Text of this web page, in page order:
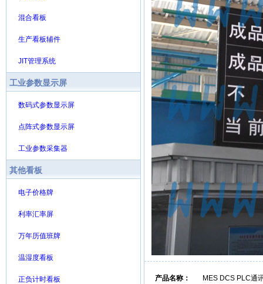
混合看板
生产看板辅件
JIT管理系统
工业参数显示屏
数码式参数显示屏
点阵式参数显示屏
工业参数采集器
其他看板
电子价格牌
利率汇率屏
万年历值班牌
温湿度看板
正负计时看板 产品名称：
MES DCS PLC通